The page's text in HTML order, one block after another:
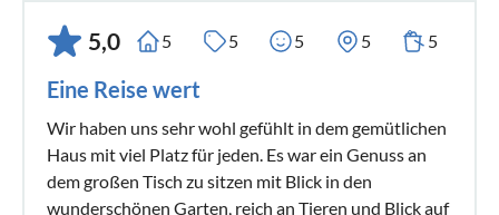
5,0 5 5 5 5 5
Eine Reise wert
Wir haben uns sehr wohl gefühlt in dem gemütlichen
Haus mit viel Platz für jeden. Es war ein Genuss an
dem großen Tisch zu sitzen mit Blick in den
wunderschönen Garten, reich an Tieren und Blick auf